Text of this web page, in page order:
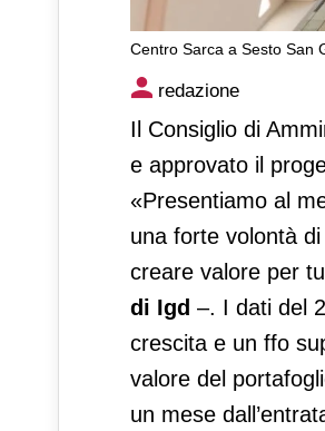
Centro Sarca a Sesto San
Centri
redazione
Il Consiglio di
e approvato il
«Presentiamo al
una forte volontà
creare valore per
di Igd –. I dati del
crescita e un ffo
valore del
un mese